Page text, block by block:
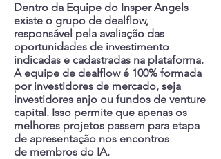
Dentro da Equipe do Insper Angels
existe o grupo de dealflow,
responsável pela avaliação das
oportunidades de investimento
indicadas e cadastradas na plataforma.
A equipe de dealflow é 100% formada
por investidores de mercado, seja
investidores anjo ou fundos de venture
capital. Isso permite que apenas os
melhores projetos passem para etapa
de apresentação nos encontros
de membros do IA.